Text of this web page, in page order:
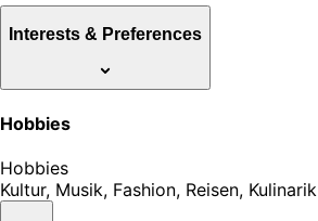
Interests & Preferences
Hobbies
Hobbies
Kultur, Musik, Fashion, Reisen, Kulinarik